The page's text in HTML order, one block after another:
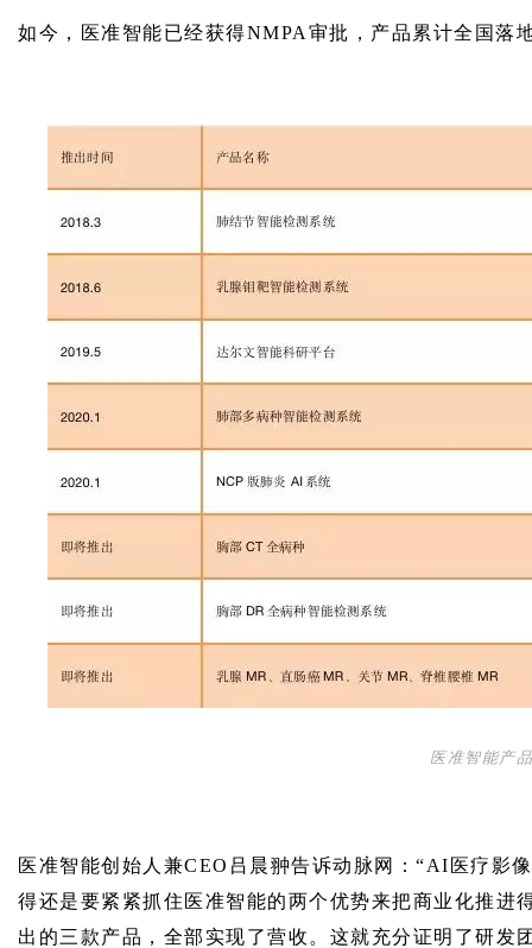
如今，医准智能已经获得NMPA审批，产品累计全国落
医准智能产
医准智能创始人兼CEO吕晨翀告诉动脉网：“AI医疗影
得还是要紧紧抓住医准智能的两个优势来把商业化推进
出的三款产品，全部实现了营收。这就充分证明了研发